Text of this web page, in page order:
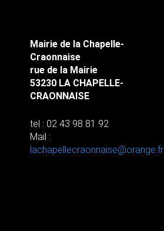
Mairie de la Chapelle-
Craonnaise
rue de la Mairie
53230 LA CHAPELLE-
CRAONNAISE
tel : 02 43 98 81 92
Mail :
lachapellecraonnaise@orange.fr